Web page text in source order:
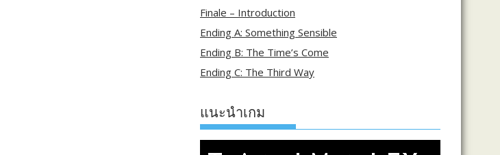
Finale – Introduction
Ending A: Something Sensible
Ending B: The Time’s Come
Ending C: The Third Way
แนะนำเกม